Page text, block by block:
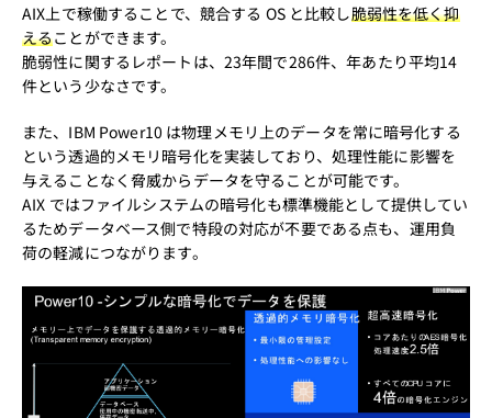
AIX上で稼働することで、競合する OS と比較し脆弱性を低く抑
えることができます。
脆弱性に関するレポートは、23年間で286件、年あたり平均14
件という少なさです。
また、IBM Power10 は物理メモリ上のデータを常に暗号化する
という透過的メモリ暗号化を実装しており、処理性能に影響を
与えることなく脅威からデータを守ることが可能です。
AIX ではファイルシステムの暗号化も標準機能として提供してい
るためデータベース側で特段の対応が不要である点も、運用負
荷の軽減につながります。